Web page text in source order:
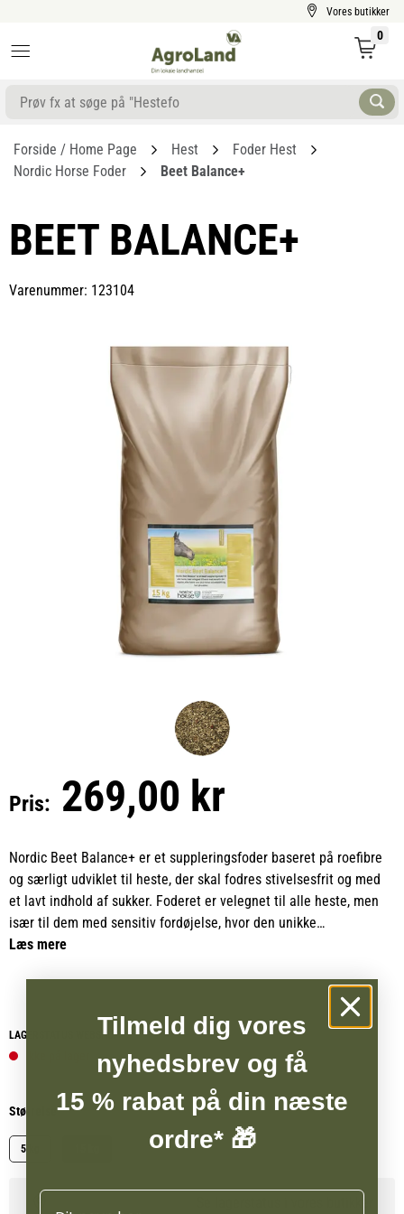
Vores butikker
0
Forside / Home Page Hest
Foder Hest
Nordic Horse Foder
Beet Balance+
BEET BALANCE+
Varenummer: 123104
Pris: 269,00 kr
Nordic Beet Balance+ er et suppleringsfoder baseret på roefibre
og særligt udviklet til heste, der skal fodres stivelsesfrit og med
et lavt indhold af sukker. Foderet er velegnet til alle heste, men
især til dem med sensitiv fordøjelse, hvor den unikke
sammensætning af roefibre, esparsette, mælkebøtterod og
Det høje indhold af letfordøjelige fibre, pektin og andre aktive
stoffer bidrager til en velfungerende fordøjelse, virker præbiotisk
og hjælper kroppen med at udrense. Samtidig understøtter
blandingen regenerering samt heling og reparation af muskelvæv,
hvilket gør foderet ideelt til både rekreation og præstation. Nordic
Beet Balance+ giver en langsom og stabil frigivelse af energi,
som øger udholdenheden hos præstationsheste, samtidig med at
det hjælper heste med at holde huld og er en værdifuld støtte til
Læs mere
LAGERSTATUS WEBSHOP
Størrelse
5 kg
Tilmeld dig vores
nyhedsbrev og få
15 % rabat på din næste
ordre* 🎁
Navn